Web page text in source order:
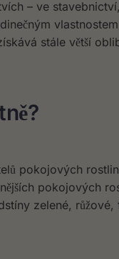
– ve
stále větší
pokojových
pokojových
zelené,